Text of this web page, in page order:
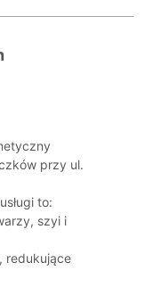
przy ul.
to:
szyi i
redukujące